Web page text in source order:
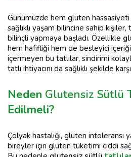
Günümüzde hem gluten
sağlıklı yaşam bilincine sahip
bilinçli yapmaya başladı. Özellikle
hem hafifliği hem de besleyici
içermeyen bu tatlılar, sindirimi
tatlı ihtiyacını da sağlıklı şekilde
Neden Glutensiz Sütlü
Edilmeli?
Çölyak hastalığı, gluten intoleransı
bireyler için gluten tüketimi ciddi